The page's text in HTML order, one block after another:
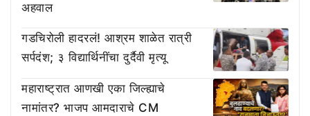
अहवाल
गडचिरोली हादरलं! आश्रम शाळेत रात्री
सर्पदंश; ३ विद्यार्थिनींचा दुर्दैवी मृत्यू
महाराष्ट्रात आणखी एका जिल्ह्याचे
नामांतर? भाजप आमदाराचे CM